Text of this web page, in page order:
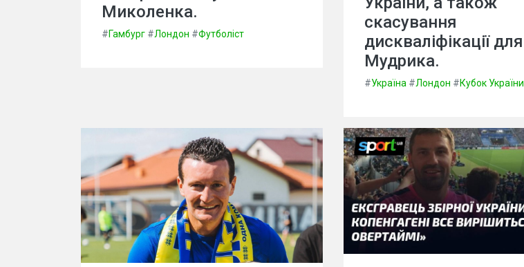
Миколенка.
#Гамбург #Лондон #Футболіст
скасування
дискваліфікації для
Мудрика.
#Україна #Лондон #Кубок України